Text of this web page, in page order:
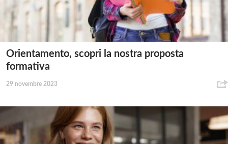
Orientamento, scopri la nostra proposta
formativa
29 novembre 2023